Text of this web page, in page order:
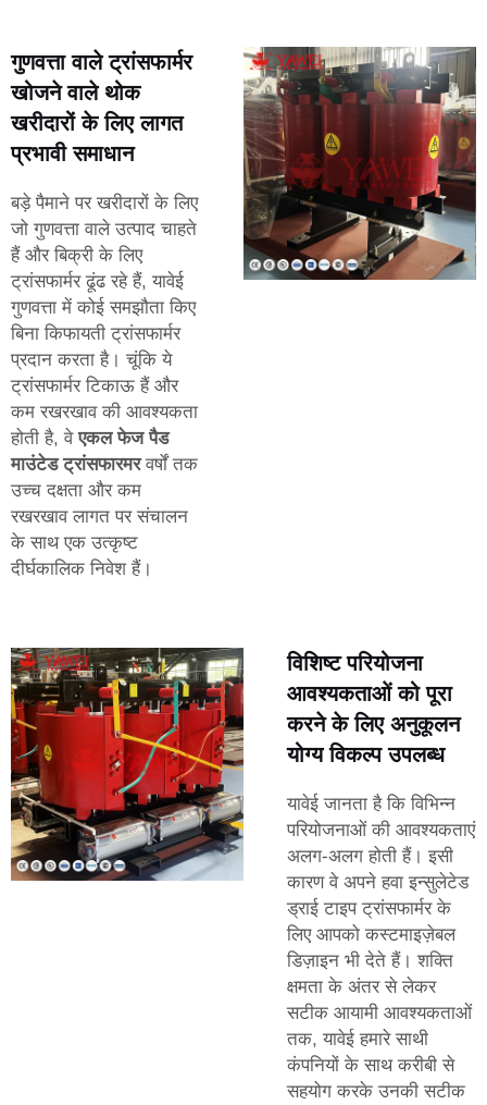
गुणवत्ता वाले ट्रांसफार्मर
खोजने वाले थोक
खरीदारों के लिए लागत
प्रभावी समाधान
बड़े पैमाने पर खरीदारों के लिए
जो गुणवत्ता वाले उत्पाद चाहते
हैं और बिक्री के लिए
ट्रांसफार्मर ढूंढ रहे हैं, यावेई
गुणवत्ता में कोई समझौता किए
बिना किफायती ट्रांसफार्मर
प्रदान करता है। चूंकि ये
ट्रांसफार्मर टिकाऊ हैं और
कम रखरखाव की आवश्यकता
होती है, वेएकल फेज पैड
माउंटेड ट्रांसफारमरवर्षों तक
उच्च दक्षता और कम
रखरखाव लागत पर संचालन
के साथ एक उत्कृष्ट
दीर्घकालिक निवेश हैं।
विशिष्ट परियोजना
आवश्यकताओं को पूरा
करने के लिए अनुकूलन
योग्य विकल्प उपलब्ध
यावेई जानता है कि विभिन्न
परियोजनाओं की आवश्यकताएं
अलग-अलग होती हैं। इसी
कारण वे अपने हवा इन्सुलेटेड
ड्राई टाइप ट्रांसफार्मर के
लिए आपको कस्टमाइज़ेबल
डिज़ाइन भी देते हैं। शक्ति
क्षमता के अंतर से लेकर
सटीक आयामी आवश्यकताओं
तक, यावेई हमारे साथी
कंपनियों के साथ करीबी से
सहयोग करके उनकी सटीक